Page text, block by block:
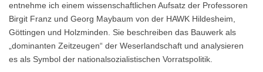
entnehme ich einem wissenschaftlichen Aufsatz der Professoren
Birgit Franz und Georg Maybaum von der HAWK Hildesheim,
Göttingen und Holzminden. Sie beschreiben das Bauwerk als
„dominanten Zeitzeugen“ der Weserlandschaft und analysieren
es als Symbol der nationalsozialistischen Vorratspolitik.